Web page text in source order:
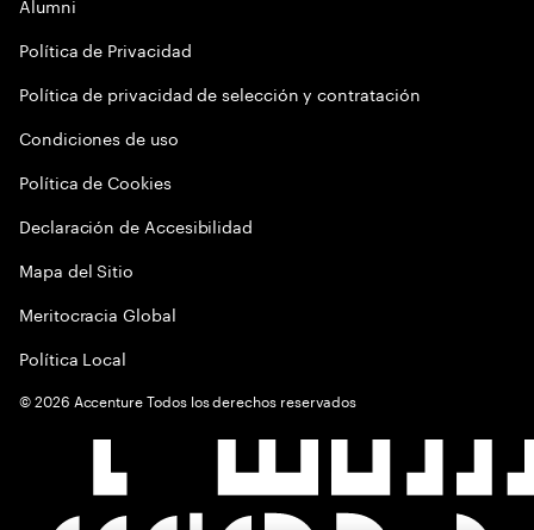
Política de Privacidad
Política de privacidad de selección y contratación
Condiciones de uso
Política de Cookies
Declaración de Accesibilidad
Mapa del Sitio
Meritocracia Global
Política Local
©2026 Accenture Todos los derechos reservados